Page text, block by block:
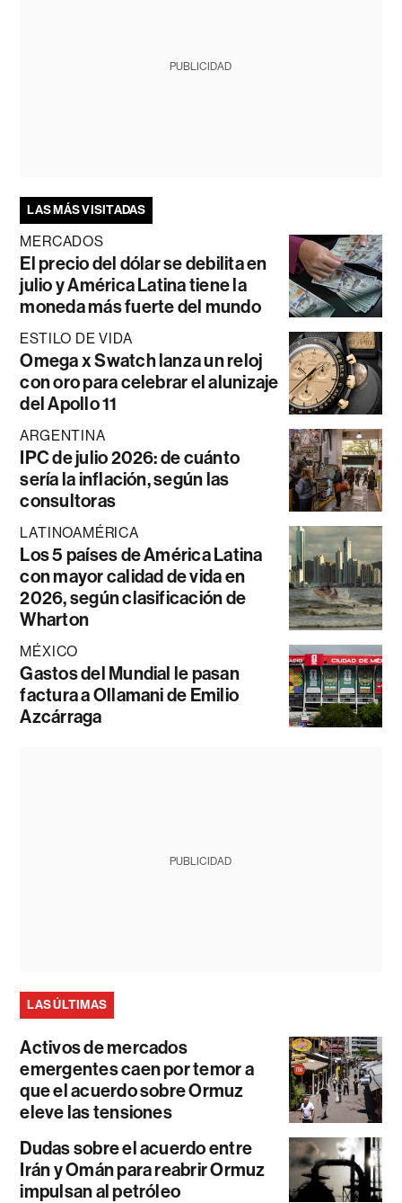
PUBLICIDAD
LAS MÁS VISITADAS
MERCADOS
El precio del dólar se debilita en
julio y América Latina tiene la
moneda más fuerte del mundo
ESTILO DE VIDA
Omega x Swatch lanza un reloj
con oro para celebrar el alunizaje
del Apollo 11
ARGENTINA
IPC de julio 2026: de cuánto
sería la inflación, según las
consultoras
LATINOAMÉRICA
Los 5 países de América Latina
con mayor calidad de vida en
2026, según clasificación de
Wharton
MÉXICO
Gastos del Mundial le pasan
factura a Ollamani de Emilio
Azcárraga
PUBLICIDAD
LAS ÚLTIMAS
Activos de mercados
emergentes caen por temor a
que el acuerdo sobre Ormuz
eleve las tensiones
Dudas sobre el acuerdo entre
Irán y Omán para reabrir Ormuz
impulsan al petróleo